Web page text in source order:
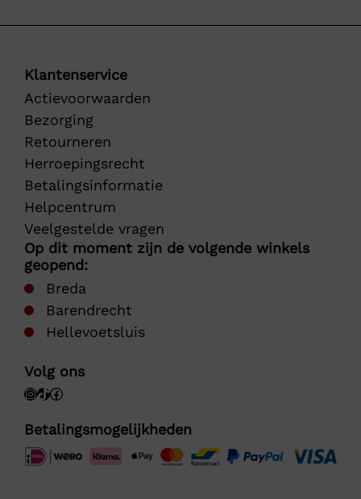
Klantenservice
Actievoorwaarden
Bezorging
Retourneren
Herroepingsrecht
Betalingsinformatie
Helpcentrum
Veelgestelde vragen
Op dit moment zijn de volgende winkels
geopend:
Breda
Barendrecht
Hellevoetsluis
Volg ons
Betalingsmogelijkheden